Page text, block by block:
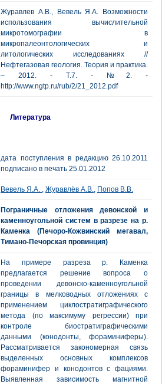
Журавлев А.В., Вевель Я.А. Возможности
использования вычислительной
микротомографии в
микропалеонтологических и
литологических исследованиях //
Нефтегазовая геология. Теория и практика.
– 2012. - Т.7. - №2. -
http://www.ngtp.ru/rub/2/21_2012.pdf
Литература
дата поступления в редакцию 26.10.2011
подписано в печать 25.01.2012
Вевель Я.А. , Журавлёв А.В., Попов В.В.
Пограничные отложения девонской и
каменноугольной систем в разрезе на р.
Каменка (Печоро-Кожвинский мегавал,
Тимано-Печорская провинция)
На примере разреза р. Каменка
предлагается решение вопроса о
проведении девонско-каменноугольной
границы в мелководных отложениях с
применением циклостратиграфического
метода (по максимуму регрессии) при
контроле биостратиграфическими
данными (конодонты, фораминиферы).
Рассматривается закономерная связь
выделенных основных комплексов
фораминифер и конодонтов с фациями.
Выявленная зависимость магнитной